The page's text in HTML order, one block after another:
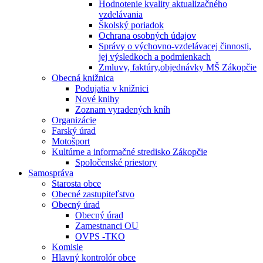
Hodnotenie kvality aktualizačného
vzdelávania
Školský poriadok
Ochrana osobných údajov
Správy o výchovno-vzdelávacej činnosti,
jej výsledkoch a podmienkach
Zmluvy, faktúry,objednávky MŠ Zákopčie
Obecná knižnica
Podujatia v knižnici
Nové knihy
Zoznam vyradených kníh
Organizácie
Farský úrad
Motošport
Kultúrne a informačné stredisko Zákopčie
Spoločenské priestory
Samospráva
Starosta obce
Obecné zastupiteľstvo
Obecný úrad
Obecný úrad
Zamestnanci OU
OVPS -TKO
Komisie
Hlavný kontrolór obce